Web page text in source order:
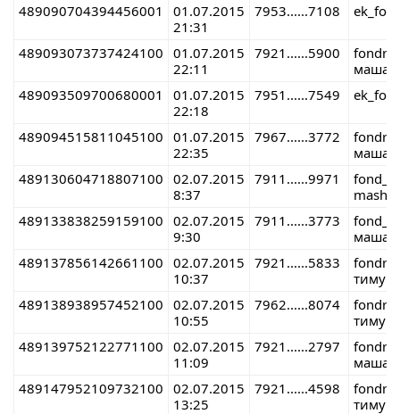
489090704394456001
01.07.2015
21:31
7953......7108
489093073737424100 01.07.2015
22:11
7921......5900
маша
489093509700680001
01.07.2015
22:18
7951......7549
489094515811045100 01.07.2015
22:35
7967......3772
маша
489130604718807100 02.07.2015
8:37
7911......9971
masha
489133838259159100 02.07.2015
9:30
7911......3773
маша
489137856142661100 02.07.2015
10:37
7921......5833
тимур
489138938957452100 02.07.2015
10:55
7962......8074
тимур
489139752122771100 02.07.2015
11:09
7921......2797
маша
489147952109732100 02.07.2015
13:25
7921......4598
тимур